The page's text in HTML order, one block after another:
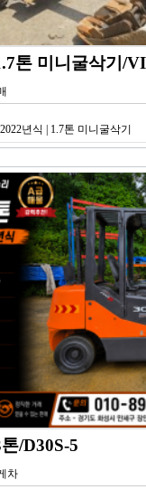
년식 | 1.7톤 미니굴삭기
/D30S-5
차